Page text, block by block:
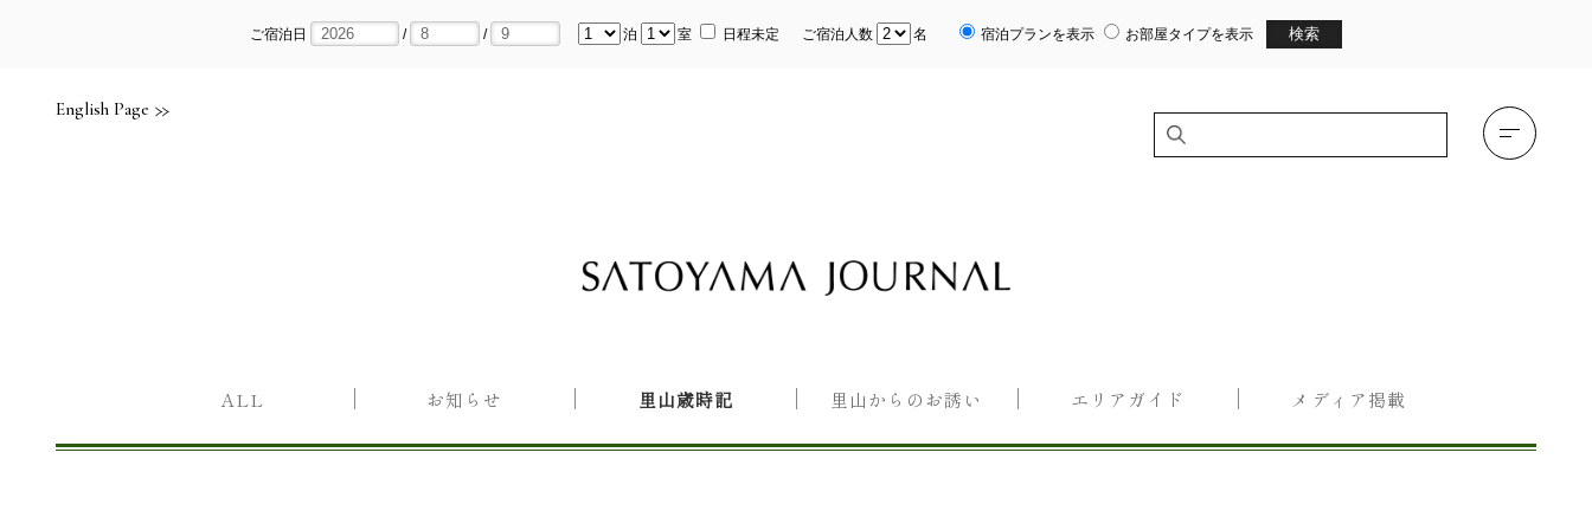
English Page
ご宿泊日 / / 泊 室 日程未定 ご宿泊人数 名 宿泊プランを表示 お部屋タイプを表示
ALL お知らせ 里山歳時記 里山からのお誘い エリアガイド メディア掲載